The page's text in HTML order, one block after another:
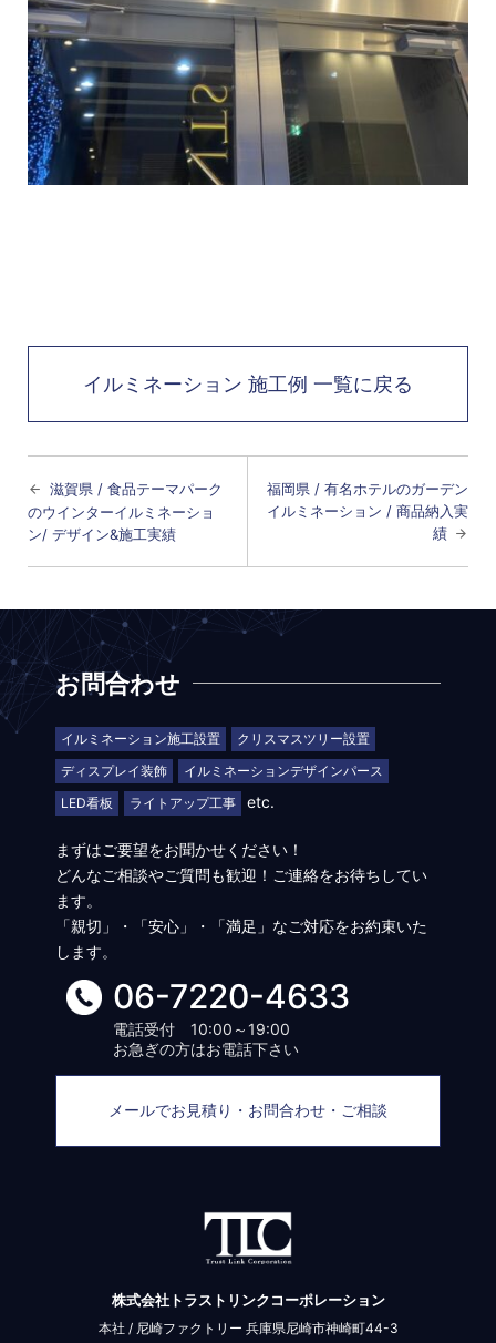
イルミネーション 施工例 一覧に戻る
滋賀県 / 食品テーマパーク
のウインターイルミネーショ
ン/ デザイン&施工実績
福岡県 / 有名ホテルのガーデン
イルミネーション / 商品納入実
績
お問合わせ
イルミネーション施工設置
クリスマスツリー設置
ディスプレイ装飾
イルミネーションデザインパース
LED看板
ライトアップ工事 etc.
まずはご要望をお聞かせください！
どんなご相談やご質問も歓迎！ご連絡をお待ちしてい
ます。
「親切」・「安心」・「満足」なご対応をお約束いた
します。
06-7220-4633
電話受付 10:00～19:00
お急ぎの方はお電話下さい
メールでお見積り・お問合わせ・ご相談
株式会社トラストリンクコーポレーション
本社 / 尼崎ファクトリー 兵庫県尼崎市神崎町44-3